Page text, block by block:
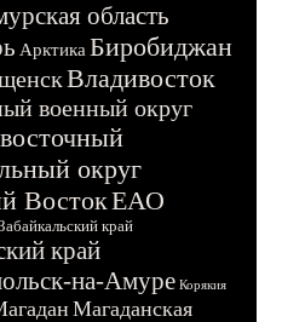
область
Арктика Биробиджан
Владивосток
военный округ
округ
ВостокЕАО
край
край
на-Амуре Корякия
Магаданская